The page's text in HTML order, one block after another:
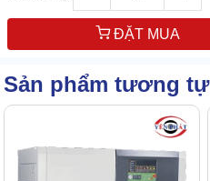
ĐẶT MUA
Sản phẩm tương tự